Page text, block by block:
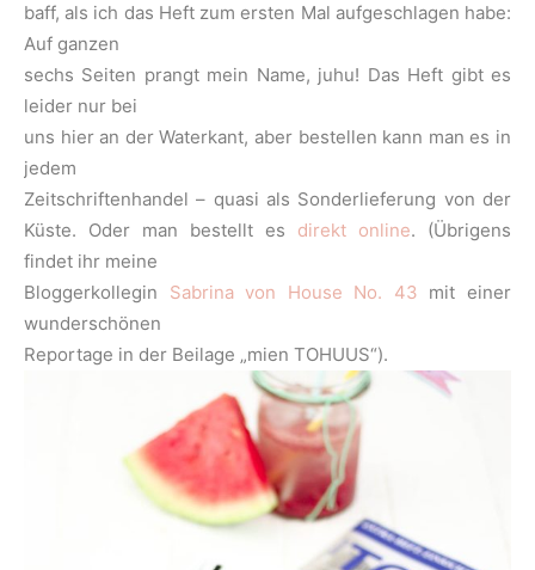
baff, als ich das Heft zum ersten Mal aufgeschlagen habe:
Auf ganzen
sechs Seiten prangt mein Name, juhu! Das Heft gibt es
leider nur bei
uns hier an der Waterkant, aber bestellen kann man es in
jedem
Zeitschriftenhandel – quasi als Sonderlieferung von der
Küste. Oder man bestellt es direkt online. (Übrigens
findet ihr meine
Bloggerkollegin Sabrina von House No. 43 mit einer
wunderschönen
Reportage in der Beilage „mien TOHUUS“).